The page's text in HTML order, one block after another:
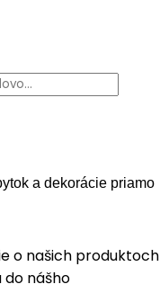
a dekorácie priamo
o našich produktoch
do nášho